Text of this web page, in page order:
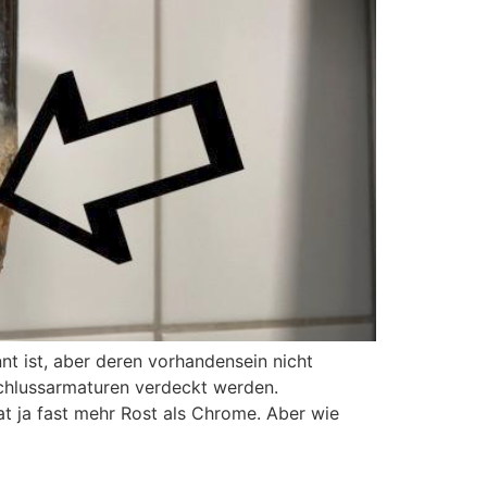
ist, aber deren vorhandensein nicht
verdeckt werden.
ja fast mehr Rost als Chrome. Aber wie